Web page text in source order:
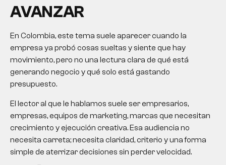
AVANZAR
En Colombia, este tema suele aparecer cuando la
empresa ya probó cosas sueltas y siente que hay
movimiento, pero no una lectura clara de qué está
generando negocio y qué solo está gastando
presupuesto.
El lector al que le hablamos suele ser empresarios,
empresas, equipos de marketing, marcas que necesitan
crecimiento y ejecución creativa. Esa audiencia no
necesita carreta; necesita claridad, criterio y una forma
simple de aterrizar decisiones sin perder velocidad.